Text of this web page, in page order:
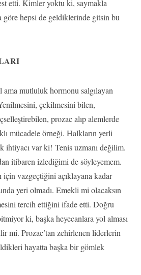
etti. Kimler yoktu ki, saymakla
hepsi de geldiklerinde gitsin bu
ama mutluluk hormonu salgılayan
çekilmesini bilen,
prozac alıp alemlerde
mücadele örneği. Halkların yerli
ihtiyacı var ki! Tenis uzmanı değilim.
itibaren izlediğimi de söyleyemem.
için vazgeçtiğini açıklayana kadar
yeri olmadı. Emekli mi olacaksın
tercih ettiğini ifade etti. Doğru
ki, başka heyecanlara yol alması
mi. Prozac’tan zehirlenen liderlerin
hayatta başka bir gömlek